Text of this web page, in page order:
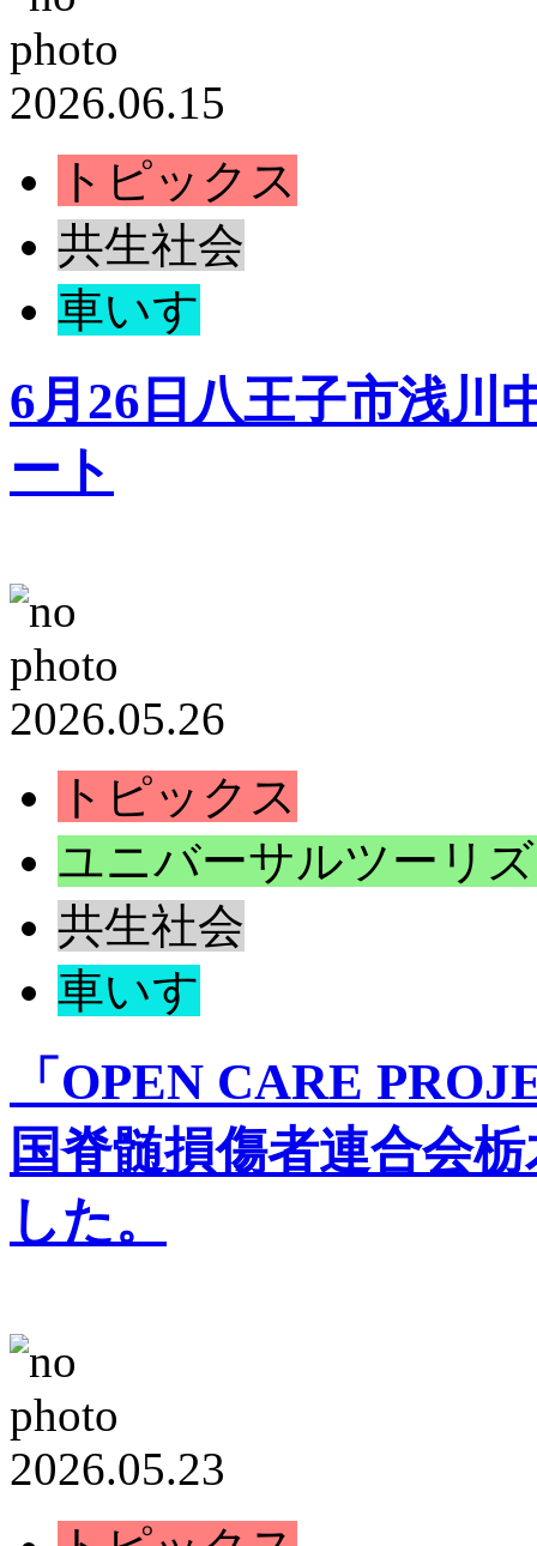
2026.06.15
トピックス
共生社会
車いす
6月26日八王子市浅川
ート
2026.05.26
トピックス
ユニバーサルツーリ
共生社会
車いす
「OPEN CARE
国脊髄損傷者連合会
した。
2026.05.23